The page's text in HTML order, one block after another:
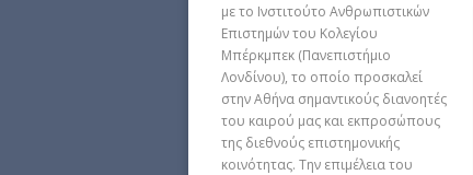
με το Ινστιτούτο Ανθρωπιστικών
Επιστημών του Κολεγίου
Μπέρκμπεκ (Πανεπιστήμιο
Λονδίνου), το οποίο προσκαλεί
στην Αθήνα σημαντικούς διανοητές
του καιρού μας και εκπροσώπους
της διεθνούς επιστημονικής
κοινότητας. Την επιμέλεια του